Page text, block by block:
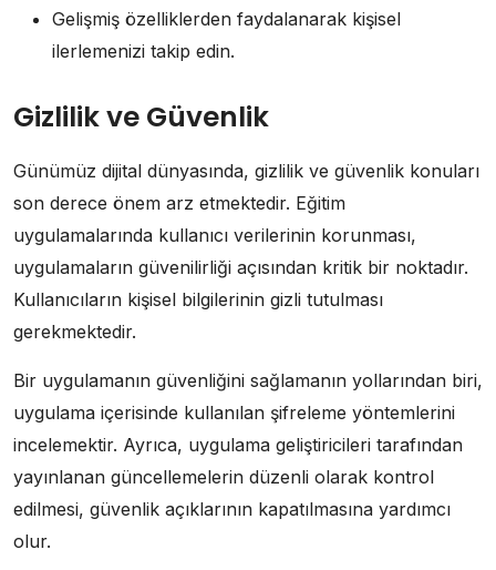
Gelişmiş özelliklerden faydalanarak kişisel
ilerlemenizi takip edin.
Gizlilik ve Güvenlik
Günümüz dijital dünyasında, gizlilik ve güvenlik konuları
son derece önem arz etmektedir. Eğitim
uygulamalarında kullanıcı verilerinin korunması,
uygulamaların güvenilirliği açısından kritik bir noktadır.
Kullanıcıların kişisel bilgilerinin gizli tutulması
gerekmektedir.
Bir uygulamanın güvenliğini sağlamanın yollarından biri,
uygulama içerisinde kullanılan şifreleme yöntemlerini
incelemektir. Ayrıca, uygulama geliştiricileri tarafından
yayınlanan güncellemelerin düzenli olarak kontrol
edilmesi, güvenlik açıklarının kapatılmasına yardımcı
olur.